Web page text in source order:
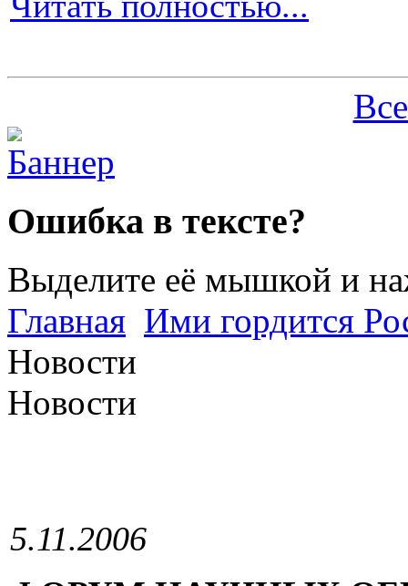
Ошибка в тексте?
Выделите её мышкой и
Главная Ими гордится
Новости
Новости
5.11.2006